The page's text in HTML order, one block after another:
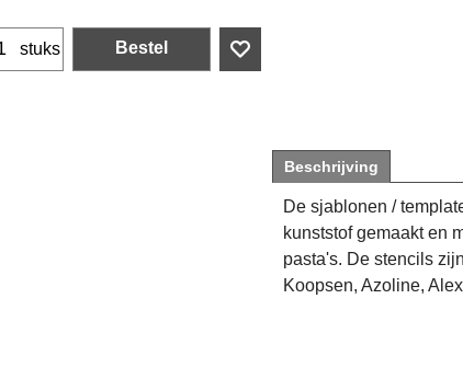
stuks Bestel
Beschrijving
De sjablonen /
kunststof gemaakt en
pasta's. De stencils
Koopsen, Azoline,